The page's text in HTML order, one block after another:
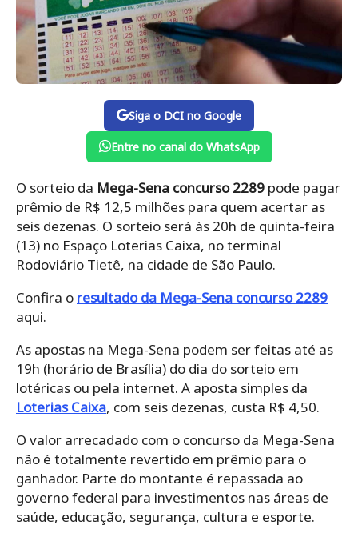
Siga o DCI no Google
Entre no canal do WhatsApp
O sorteio da Mega-Sena concurso 2289 pode pagar
prêmio de R$ 12,5 milhões para quem acertar as
seis dezenas. O sorteio será às 20h de quinta-feira
(13) no Espaço Loterias Caixa, no terminal
Rodoviário Tietê, na cidade de São Paulo.
Confira o resultado da Mega-Sena concurso 2289
aqui.
As apostas na Mega-Sena podem ser feitas até as
19h (horário de Brasília) do dia do sorteio em
lotéricas ou pela internet. A aposta simples da
Loterias Caixa, com seis dezenas, custa R$ 4,50.
O valor arrecadado com o concurso da Mega-Sena
não é totalmente revertido em prêmio para o
ganhador. Parte do montante é repassada ao
governo federal para investimentos nas áreas de
saúde, educação, segurança, cultura e esporte.